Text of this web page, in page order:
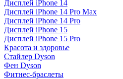
Дисплей iPhone 14
Дисплей iPhone 14 Pro Max
Дисплей iPhone 14 Pro
Дисплей iPhone 15
Дисплей iPhone 15 Pro
Красота и здоровье
Стайлер Dyson
Фен Dyson
Фитнес-браслеты